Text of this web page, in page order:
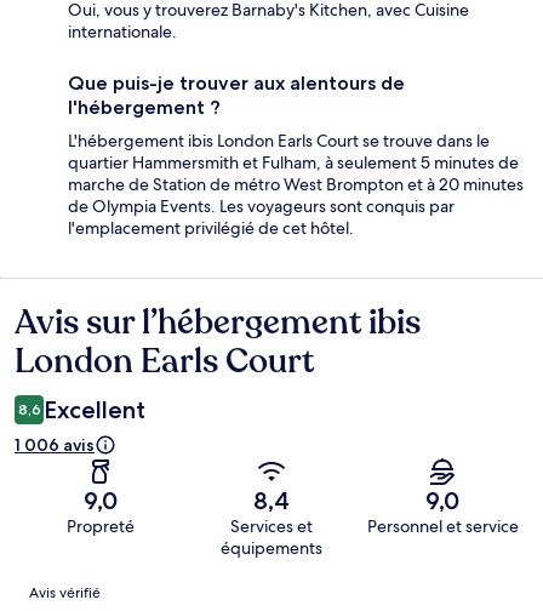
Oui, vous y trouverez Barnaby's Kitchen, avec Cuisine
internationale.
Que puis-je trouver aux alentours de
l'hébergement ?
L'hébergement ibis London Earls Court se trouve dans le
quartier Hammersmith et Fulham, à seulement 5 minutes de
marche de Station de métro West Brompton et à 20 minutes
de Olympia Events. Les voyageurs sont conquis par
l'emplacement privilégié de cet hôtel.
Avis
Avis sur l’hébergement ibis
London Earls Court
8,6 Excellent
1 006 avis
9,0
Propreté
8,4
Services et
équipements
9,0
Personnel et service
Avis
Avis vérifié